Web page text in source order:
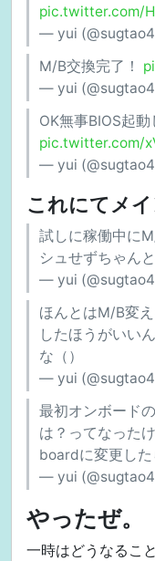
pic.twitter.com/
— yui
M/B交換完了！
— yui
OK無事BIOS起動
pic.twitter.com/
— yui
これにてメイ
試しに稼働中に
シュせずちゃん
— yui
ほんとはM/B変
したほうがいい
な（）
— yui
最初オンボード
は？ってなった
boardに変更し
— yui
やったぜ。
一時はどうなるこ